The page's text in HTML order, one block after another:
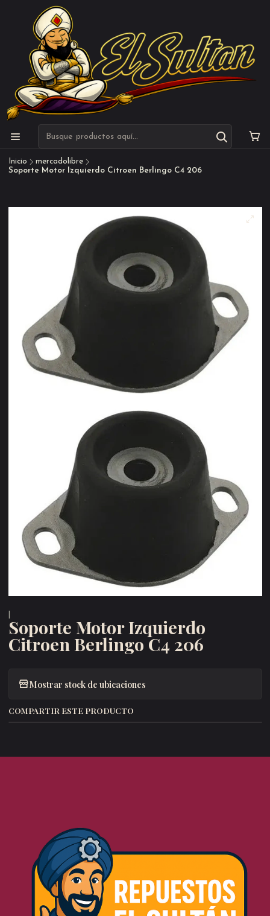
Inicio
mercadolibre
Soporte Motor Izquierdo Citroen Berlingo C4 206
Soporte Motor Izquierdo
Citroen Berlingo C4 206
Mostrar stock de ubicaciones
COMPARTIR ESTE PRODUCTO